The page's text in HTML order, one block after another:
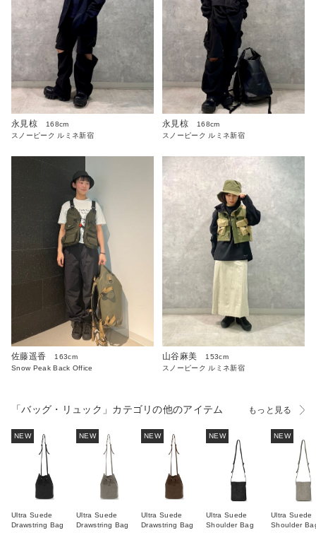
永見椋
168cm
スノーピーク ルミネ新宿
永見椋
168cm
スノーピーク ルミネ新宿
佐藤遥香
163cm
Snow Peak Back Office
山谷麻美
153cm
スノーピーク ルミネ新宿
「バッグ・リュック」カテゴリの他のアイテム もっと見る
NEW
Ultra Suede
Drawstring Bag
NEW
Ultra Suede
Drawstring Bag
NEW
Ultra Suede
Drawstring Bag
NEW
Ultra Suede
Shoulder Bag
NEW
Ultra Suede
Shoulder